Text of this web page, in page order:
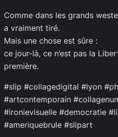
Comme dans les grands
a vraiment tiré.
Mais une chose est sûre :
ce jour-là, ce n’est pas la
première.
#slip #collagedigital #lyon
#artcontemporain
#ironievisuelle #democratie
#ameriquebrule #slipart